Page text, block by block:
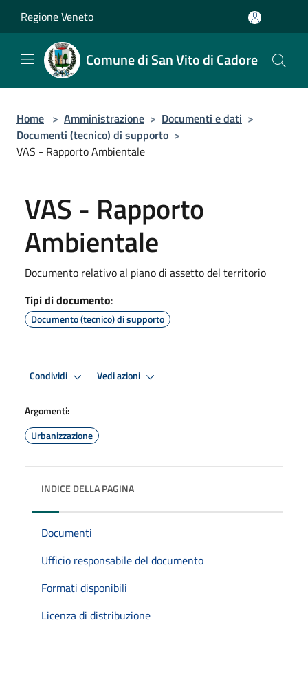
Regione Veneto
Comune di San Vito di Cadore
Home > Amministrazione > Documenti e dati >
Documenti (tecnico) di supporto >
VAS - Rapporto Ambientale
VAS - Rapporto
Ambientale
Documento relativo al piano di assetto del territorio
Tipi di documento:
Documento (tecnico) di supporto
Condividi Vedi azioni
Argomenti:
Urbanizzazione
INDICE DELLA PAGINA
Documenti
Ufficio responsabile del documento
Formati disponibili
Licenza di distribuzione